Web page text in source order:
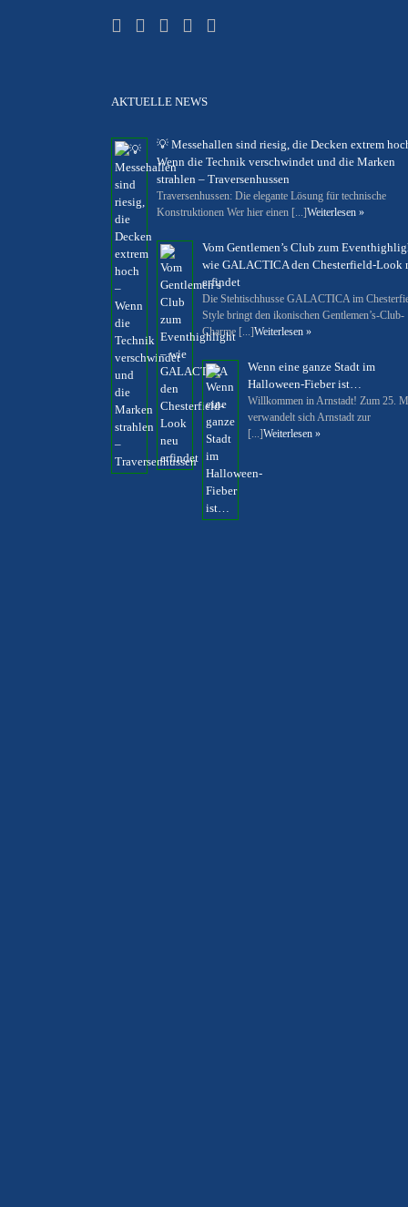
AKTUELLE NEWS
💡 Messehallen sind riesig, die Decken extrem
Wenn die Technik verschwindet und die Marken
strahlen – Traversenhussen
Traversenhussen: Die elegante Lösung für technische
Konstruktionen Wer hier einen [...]Weiterlesen »
Vom Gentlemen’s Club zum
wie GALACTICA den Chesterfield-Look
erfindet
Die Stehtischhusse GALACTICA im
Style bringt den ikonischen Gentlemen’s-Club-
Charme [...]Weiterlesen »
Wenn eine ganze Stadt im
Halloween-Fieber ist…
Willkommen in Arnstadt! Zum 25.
verwandelt sich Arnstadt zur
[...]Weiterlesen »